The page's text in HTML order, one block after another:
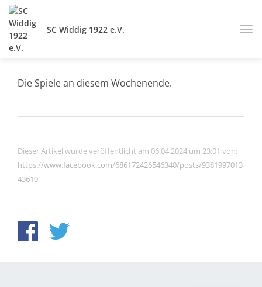
SC Widdig 1922 e.V.
Die Spiele an diesem Wochenende.
Dieser Artikel wurde veröffentlicht am 06.04.2024 um 23:01 von:
https://www.facebook.com/686172426546340/posts/9381997013
43610